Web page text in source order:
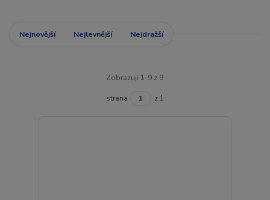
Nejnovější Nejlevnější Nejdražší
Zobrazuji 1-9 z 9
strana z 1